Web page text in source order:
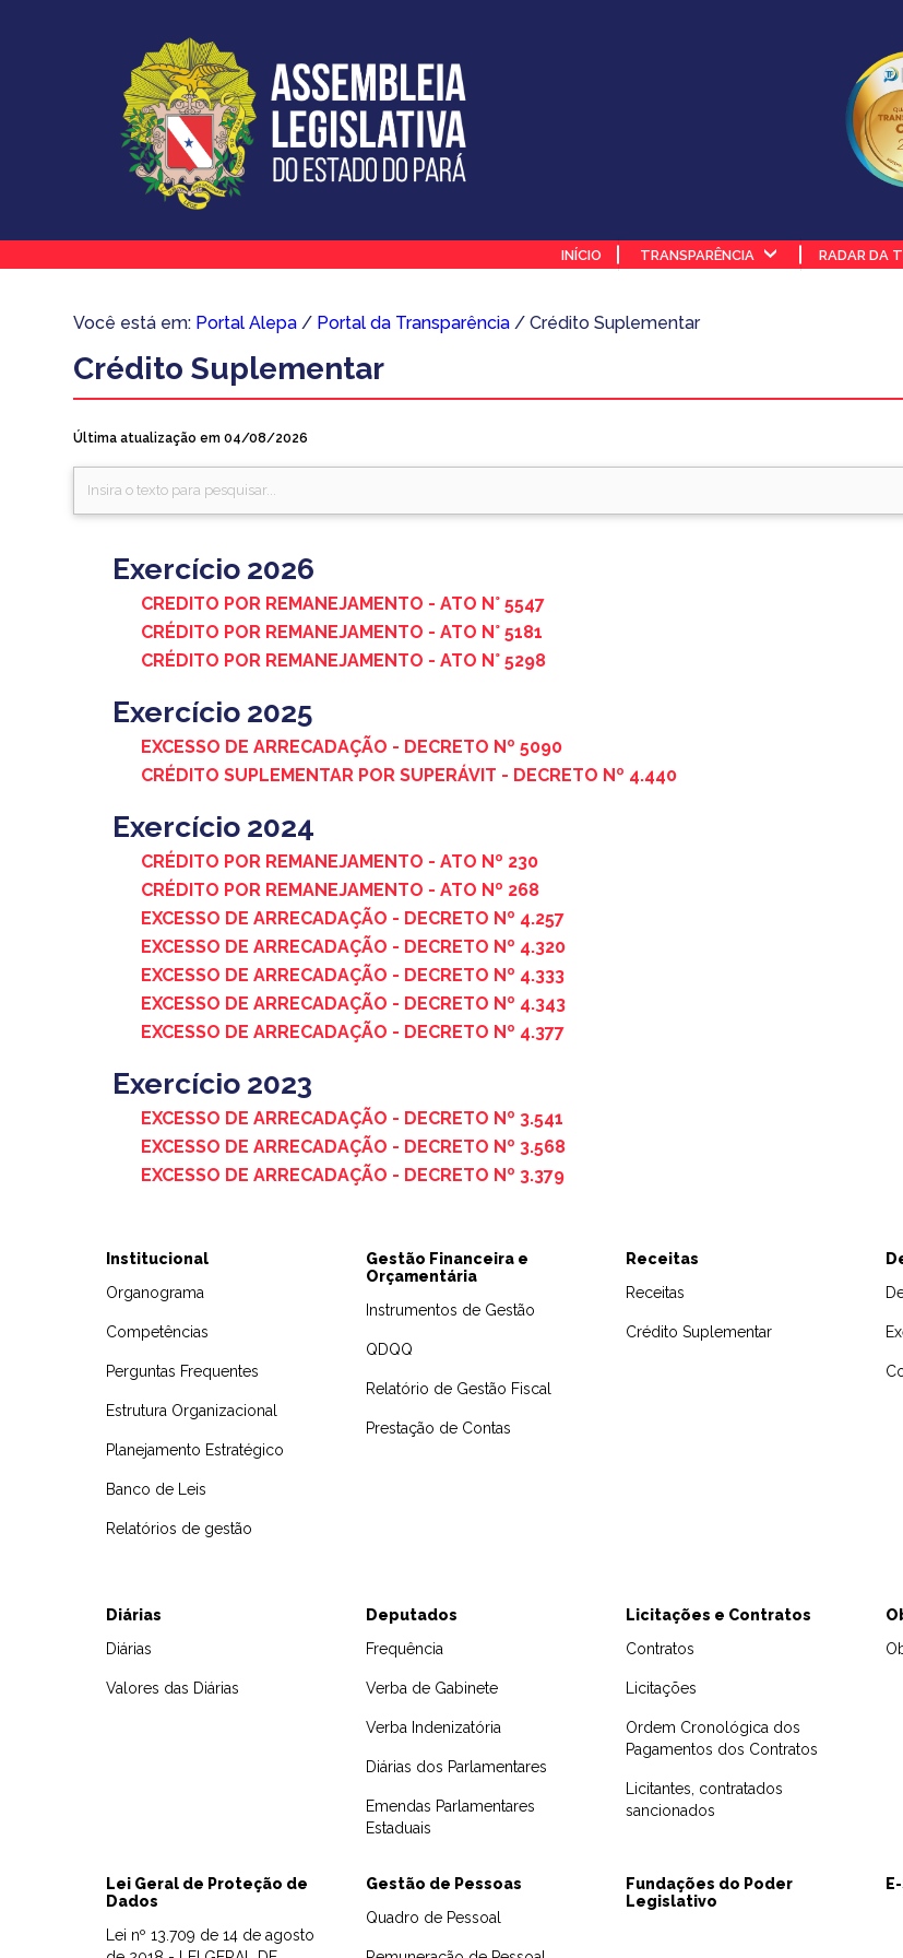
INÍCIO TRANSPARÊNCIA RADAR DA
Você está em: Portal Alepa / Portal da Transparência / Crédito Suplementar
Crédito Suplementar
Última atualização em 04/08/2026
Exercício 2026
CREDITO POR REMANEJAMENTO - ATO N° 5547
CRÉDITO POR REMANEJAMENTO - ATO N° 5181
CRÉDITO POR REMANEJAMENTO - ATO N° 5298
Exercício 2025
EXCESSO DE ARRECADAÇÃO - DECRETO Nº 5090
CRÉDITO SUPLEMENTAR POR SUPERÁVIT - DECRETO Nº 4.440
Exercício 2024
CRÉDITO POR REMANEJAMENTO - ATO Nº 230
CRÉDITO POR REMANEJAMENTO - ATO Nº 268
EXCESSO DE ARRECADAÇÃO - DECRETO Nº 4.257
EXCESSO DE ARRECADAÇÃO - DECRETO Nº 4.320
EXCESSO DE ARRECADAÇÃO - DECRETO Nº 4.333
EXCESSO DE ARRECADAÇÃO - DECRETO Nº 4.343
EXCESSO DE ARRECADAÇÃO - DECRETO Nº 4.377
Exercício 2023
EXCESSO DE ARRECADAÇÃO - DECRETO Nº 3.541
EXCESSO DE ARRECADAÇÃO - DECRETO Nº 3.568
EXCESSO DE ARRECADAÇÃO - DECRETO Nº 3.379
Institucional
Organograma
Competências
Perguntas Frequentes
Estrutura Organizacional
Planejamento Estratégico
Banco de Leis
Relatórios de gestão
Gestão Financeira e
Orçamentária
Instrumentos de Gestão
QDQQ
Relatório de Gestão Fiscal
Prestação de Contas
Receitas
Receitas
Crédito Suplementar
Diárias
Diárias
Valores das Diárias
Deputados
Frequência
Verba de Gabinete
Verba Indenizatória
Diárias dos Parlamentares
Emendas Parlamentares
Estaduais
Licitações e Contratos
Contratos
Licitações
Ordem Cronológica dos
Pagamentos dos Contratos
Licitantes, contratados
sancionados
Lei Geral de Proteção de
Dados
Lei nº 13.709 de 14 de agosto
Gestão de Pessoas
Quadro de Pessoal
Fundações do Poder
Legislativo